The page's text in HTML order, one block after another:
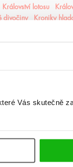
Vás skutečně
Království lotosu
divočiny Kroniky
partie Nocte
Plující svět Pod štítem
plamenech
noci Projekt Alfa